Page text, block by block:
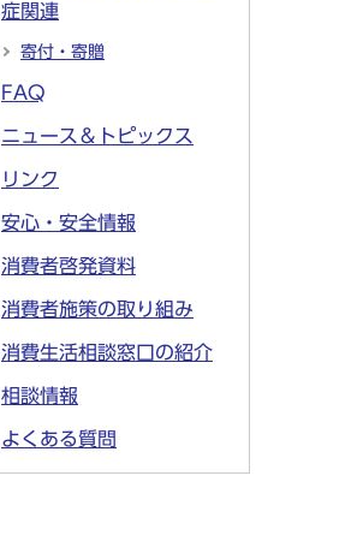
症関連
寄付・寄贈
FAQ
ニュース＆トピックス
リンク
安心・安全情報
消費者啓発資料
消費者施策の取り組み
消費生活相談窓口の紹介
相談情報
よくある質問